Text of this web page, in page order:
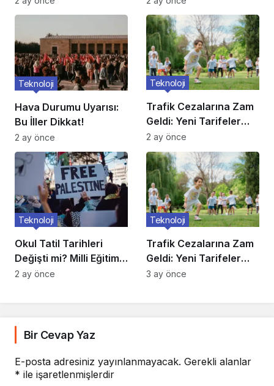
artırdı
Hava Durumu Uyarısı:
Bu İller Dikkat!
Teknoloji
2 ay önce
Trafik Cezalarına Zam
Geldi: Yeni Tarifeler
Belli Oldu
Teknoloji
2 ay önce
Okul Tatil Tarihleri
Değişti mi? Milli Eğitim
Açıkladı
Teknoloji
2 ay önce
Trafik Cezalarına Zam
Geldi: Yeni Tarifeler
Belli Oldu
Teknoloji
3 ay önce
Bir Cevap Yaz
E-posta adresiniz yayınlanmayacak. Gerekli alanlar
* ile işaretlenmişlerdir